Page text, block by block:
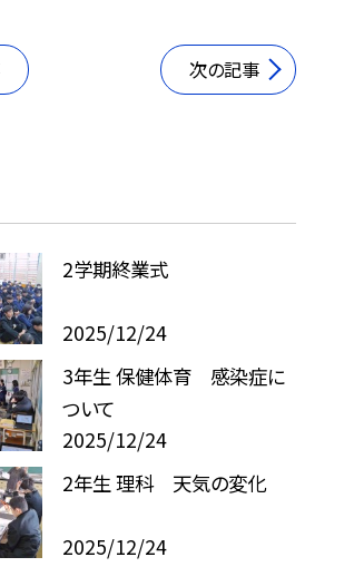
次の記事
2学期終業式
2025/12/24
3年生 保健体育 感染症に
ついて
2025/12/24
2年生 理科 天気の変化
2025/12/24